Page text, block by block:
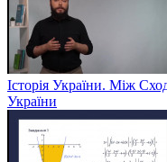
Історія України. Між
України